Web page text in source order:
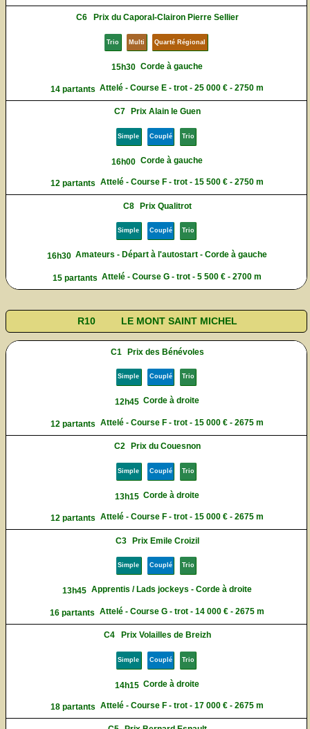
C6 Prix du Caporal-Clairon Pierre Sellier
Trio Multi Quarté Régional
15h30 Corde à gauche
14 partants Attelé - Course E - trot - 25 000 € - 2750 m
C7 Prix Alain le Guen
Simple Couplé Trio
16h00 Corde à gauche
12 partants Attelé - Course F - trot - 15 500 € - 2750 m
C8 Prix Qualitrot
Simple Couplé Trio
16h30 Amateurs - Départ à l'autostart - Corde à gauche
15 partants Attelé - Course G - trot - 5 500 € - 2700 m
R10 LE MONT SAINT MICHEL
C1 Prix des Bénévoles
Simple Couplé Trio
12h45 Corde à droite
12 partants Attelé - Course F - trot - 15 000 € - 2675 m
C2 Prix du Couesnon
Simple Couplé Trio
13h15 Corde à droite
12 partants Attelé - Course F - trot - 15 000 € - 2675 m
C3 Prix Emile Croizil
Simple Couplé Trio
13h45 Apprentis / Lads jockeys - Corde à droite
16 partants Attelé - Course G - trot - 14 000 € - 2675 m
C4 Prix Volailles de Breizh
Simple Couplé Trio
14h15 Corde à droite
18 partants Attelé - Course F - trot - 17 000 € - 2675 m